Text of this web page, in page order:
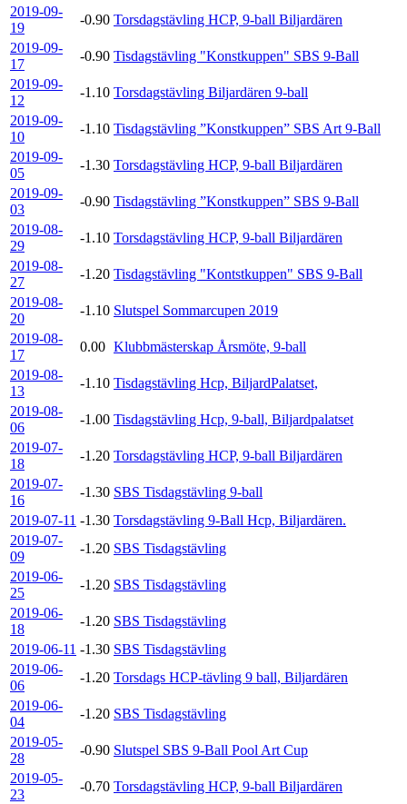
2019-09-
19
-0.90 Torsdagstävling HCP, 9-ball Biljardären
2019-09-
17
-0.90 Tisdagstävling "Konstkuppen" SBS 9-Ball
2019-09-
12
-1.10 Torsdagstävling Biljardären 9-ball
2019-09-
10
-1.10 Tisdagstävling ”Konstkuppen” SBS Art 9-Ball
2019-09-
05
-1.30 Torsdagstävling HCP, 9-ball Biljardären
2019-09-
03
-0.90 Tisdagstävling ”Konstkuppen” SBS 9-Ball
2019-08-
29
-1.10 Torsdagstävling HCP, 9-ball Biljardären
2019-08-
27
-1.20 Tisdagstävling "Kontstkuppen" SBS 9-Ball
2019-08-
20
-1.10 Slutspel Sommarcupen 2019
2019-08-
17
0.00 Klubbmästerskap Årsmöte, 9-ball
2019-08-
13
-1.10 Tisdagstävling Hcp, BiljardPalatset,
2019-08-
06
-1.00 Tisdagstävling Hcp, 9-ball, Biljardpalatset
2019-07-
18
-1.20 Torsdagstävling HCP, 9-ball Biljardären
2019-07-
16
-1.30 SBS Tisdagstävling 9-ball
2019-07-11 -1.30 Torsdagstävling 9-Ball Hcp, Biljardären.
2019-07-
09
-1.20 SBS Tisdagstävling
2019-06-
25
-1.20 SBS Tisdagstävling
2019-06-
18
-1.20 SBS Tisdagstävling
2019-06-11 -1.30 SBS Tisdagstävling
2019-06-
06
-1.20 Torsdags HCP-tävling 9 ball, Biljardären
2019-06-
04
-1.20 SBS Tisdagstävling
2019-05-
28
-0.90 Slutspel SBS 9-Ball Pool Art Cup
2019-05-
23
-0.70 Torsdagstävling HCP, 9-ball Biljardären